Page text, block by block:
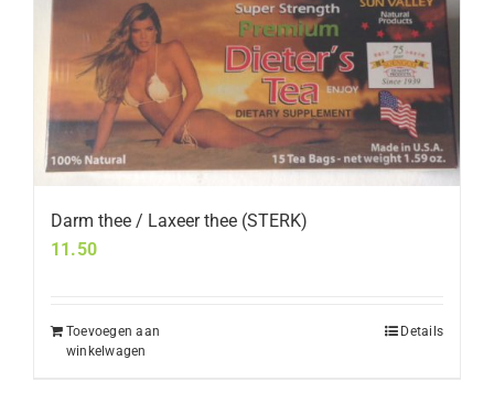
Darm thee / Laxeer thee (STERK)
11.50
Toevoegen aan
winkelwagen
Details